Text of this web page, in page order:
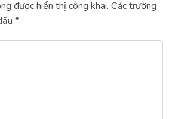
được hiển thị công khai. Các trường
*